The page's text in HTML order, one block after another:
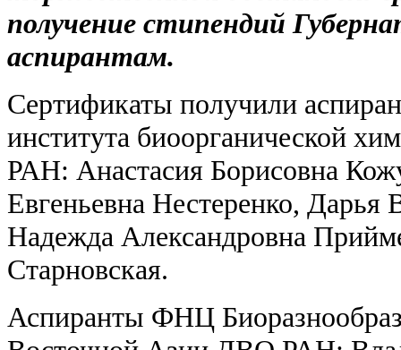
получение стипендий
аспирантам.
Сертификаты получили
института биоорганической
РАН: Анастасия Борисовна
Евгеньевна Нестеренко,
Надежда Александровна
Старновская.
Аспиранты ФНЦ